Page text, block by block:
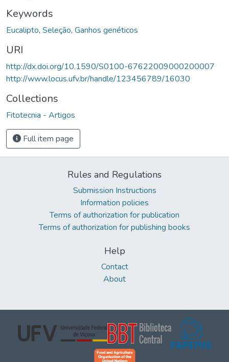
Keywords
Eucalipto, Seleção, Ganhos genéticos
URI
http://dx.doi.org/10.1590/S0100-67622009000200007
http://www.locus.ufv.br/handle/123456789/16030
Collections
Fitotecnia - Artigos
Full item page
Rules and Regulations
Submission Instructions
Information policies
Terms of authorization for publication
Terms of authorization for publishing books
Help
Contact
About